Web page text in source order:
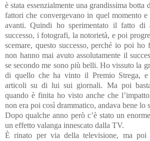
è stata essenzialmente una grandissima botta
fattori che convergevano in quel momento
avanti. Quindi ho sperimentato il fatto di
successo, i fotografi, la notorietà, e poi
scemare, questo successo, perché io poi
non hanno mai avuto assolutamente il
se secondo me sono più belli. Ho vissuto la
di quello che ha vinto il Premio Strega, e
articoli su di lui sui giornali. Ma poi
quando è finita ho visto anche che
non era poi così drammatico, andava bene lo
Dopo qualche anno però c’è stato un
un effetto valanga innescato dalla TV.
È rinato per via della televisione, ma poi